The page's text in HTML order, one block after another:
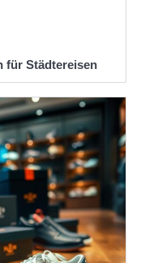
für Städtereisen